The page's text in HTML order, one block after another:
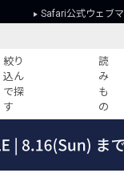
Safari公式ウェブ
絞り
込ん
で探
す
読
み
も
の